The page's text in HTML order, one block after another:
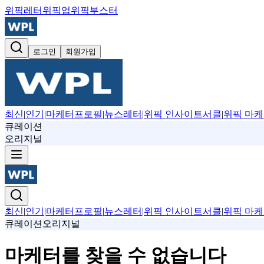
위픽레터 위픽업위픽부스터
로그인 회원가입
최신|인기 |마케터프로필|뉴스레터 |위픽 인사이트서클|위픽 마케
큐레이션
오리지널
최신|인기 |마케터프로필|뉴스레터 |위픽 인사이트서클|위픽 마케
큐레이션 오리지널
마케터를 찾을 수 없습니다